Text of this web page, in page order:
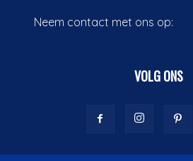
Neem contact met ons op:
VOLG ONS